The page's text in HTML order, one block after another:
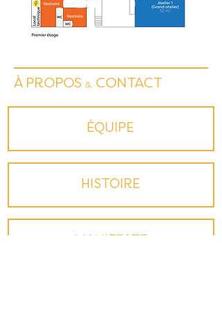
À PROPOS & CONTACT
ÉQUIPE
HISTOIRE